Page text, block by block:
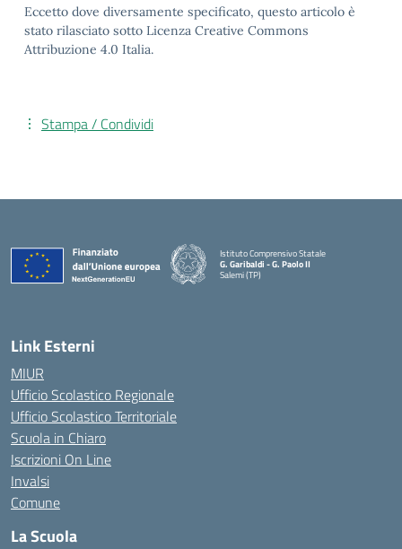
Eccetto dove diversamente specificato, questo articolo è
stato rilasciato sotto Licenza Creative Commons
Attribuzione 4.0 Italia.
Stampa / Condividi
Istituto Comprensivo Statale
G. Garibaldi - G. Paolo II
Salemi (TP)
Link Esterni
MIUR
Ufficio Scolastico Regionale
Ufficio Scolastico Territoriale
Scuola in Chiaro
Iscrizioni On Line
Invalsi
Comune
La Scuola